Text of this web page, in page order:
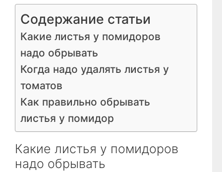
Содержание статьи
Какие листья у помидоров
надо обрывать
Когда надо удалять листья у
томатов
Как правильно обрывать
листья у помидор
Какие листья у помидоров
надо обрывать